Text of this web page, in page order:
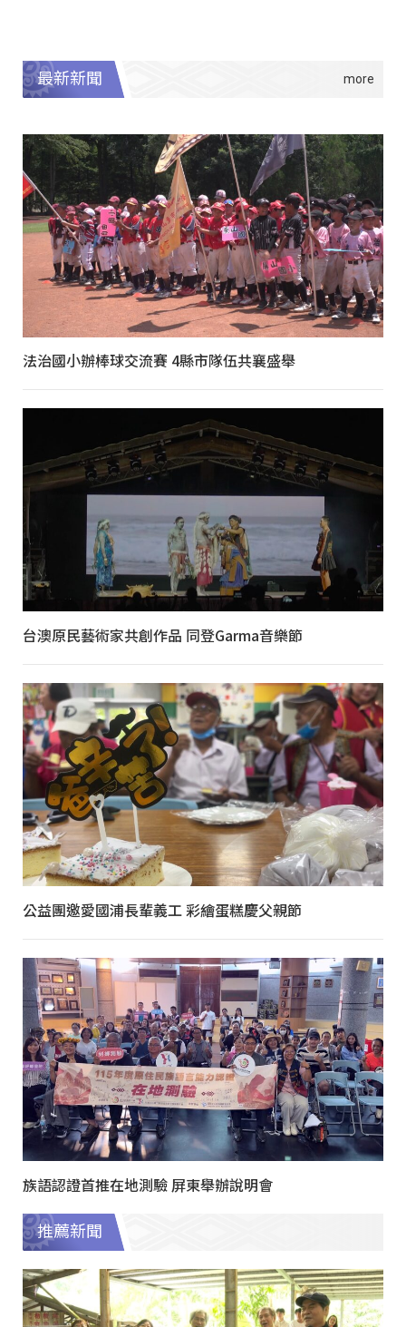
最新新聞
法治國小辦棒球交流賽 4縣市隊伍共襄盛舉
台澳原民藝術家共創作品 同登Garma音樂節
公益團邀愛國浦長輩義工 彩繪蛋糕慶父親節
族語認證首推在地測驗 屏東舉辦說明會
推薦新聞